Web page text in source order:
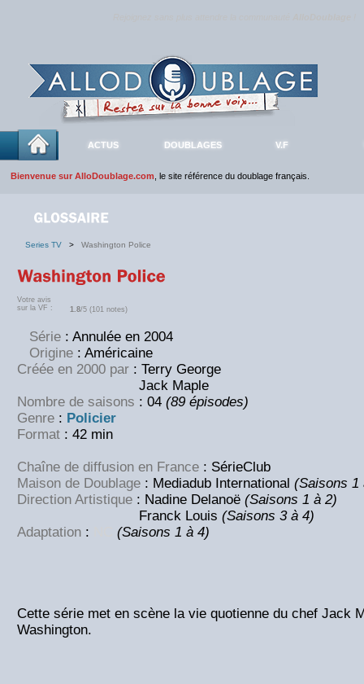
ACTUS DOUBLAGES V.F
Bienvenue sur AlloDoublage.com , le site référence du doublage français.
Series TV > Washington Police
Votre avis
sur la VF :
1.8/5 (101 notes)
Série : Annulée en 2004
Origine : Américaine
Créée en 2000 par : Terry George
Jack Maple
Nombre de saisons : 04 (89 épisodes)
Genre : Policier
Format : 42 min
Chaîne de diffusion en France : SérieClub
Maison de Doublage : Mediadub International (Saisons 1
Direction Artistique : Nadine Delanoë (Saisons 1 à 2)
Franck Louis (Saisons 3 à 4)
Adaptation : (Saisons 1 à 4)
Cette série met en scène la vie quotienne du chef Jack
Washington.